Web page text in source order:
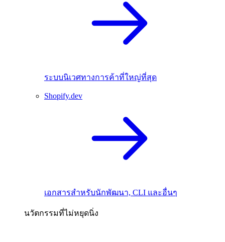
ระบบนิเวศทางการค้าที่ใหญ่ที่สุด
Shopify.dev
เอกสารสำหรับนักพัฒนา, CLI และอื่นๆ
นวัตกรรมที่ไม่หยุดนิ่ง